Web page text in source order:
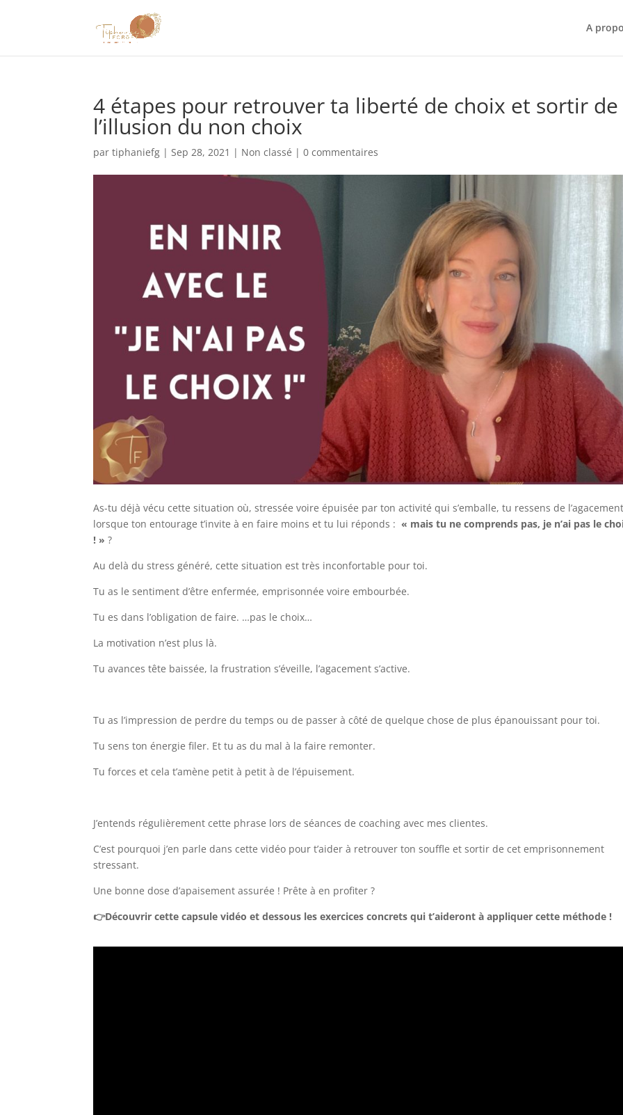
A
4 étapes pour retrouver ta liberté de choix et sortir de
l’illusion du non choix
partiphaniefg |Sep 28, 2021 | Non classé |0 commentaires
As-tu déjà vécu cette situation où, stressée voire épuisée par ton activité qui s’emballe, tu ressens de
lorsque ton entourage t’invite à en faire moins et tu lui réponds : « mais tu ne comprends pas, je n’ai pas le
! » ?
Au delà du stress généré, cette situation est très inconfortable pour toi.
Tu as le sentiment d’être enfermée, emprisonnée voire embourbée.
Tu es dans l’obligation de faire. …pas le choix…
La motivation n’est plus là.
Tu avances tête baissée, la frustration s’éveille, l’agacement s’active.
Tu as l’impression de perdre du temps ou de passer à côté de quelque chose de plus épanouissant pour toi.
Tu sens ton énergie filer. Et tu as du mal à la faire remonter.
Tu forces et cela t’amène petit à petit à de l’épuisement.
J’entends régulièrement cette phrase lors de séances de coaching avec mes clientes.
C’est pourquoi j’en parle dans cette vidéo pour t’aider à retrouver ton souffle et sortir de cet emprisonnement
stressant.
Une bonne dose d’apaisement assurée ! Prête à en profiter ?
👉Découvrir cette capsule vidéo et dessous les exercices concrets qui t’aideront à appliquer cette méthode !